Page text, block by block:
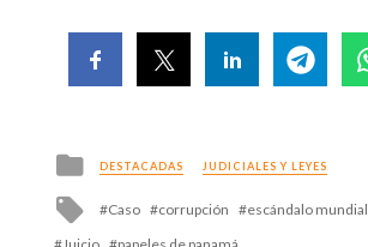
Posted
in
DESTACADAS JUDICIALES Y LEYES
Tagged
Caso corrupción escándalo mundial